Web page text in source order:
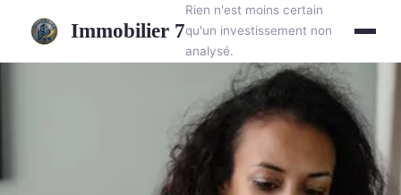
Immobilier 7
Rien n'est moins certain
qu'un investissement non
analysé.